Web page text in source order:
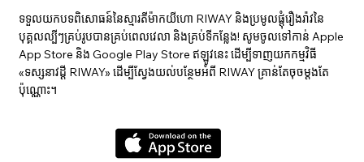
ទទួលយកបទពិសោធន៍នៃស្មារតីម៉ាកយីហោ RIWAY និងប្រមូលផ្តុំរឿងរ៉ាវនៃ
បុគ្គលល្បីៗគ្រប់រូបបានគ្រប់ពេលវេលា និងគ្រប់ទីកន្លែង! សូមចូលទៅកាន់ Apple
App Store និង Google Play Store ឥឡូវនេះ ដើម្បីទាញយកកម្មវិធី
«ទស្សនាវ​ដ្ដី RIWAY» ដើម្បីស្វែងយល់បន្ថែមអំពី RIWAY គ្រាន់តែចុចម្តងតែ
ប៉ុណ្ណោះ។